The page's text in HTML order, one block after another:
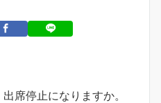
席停止になりますか。